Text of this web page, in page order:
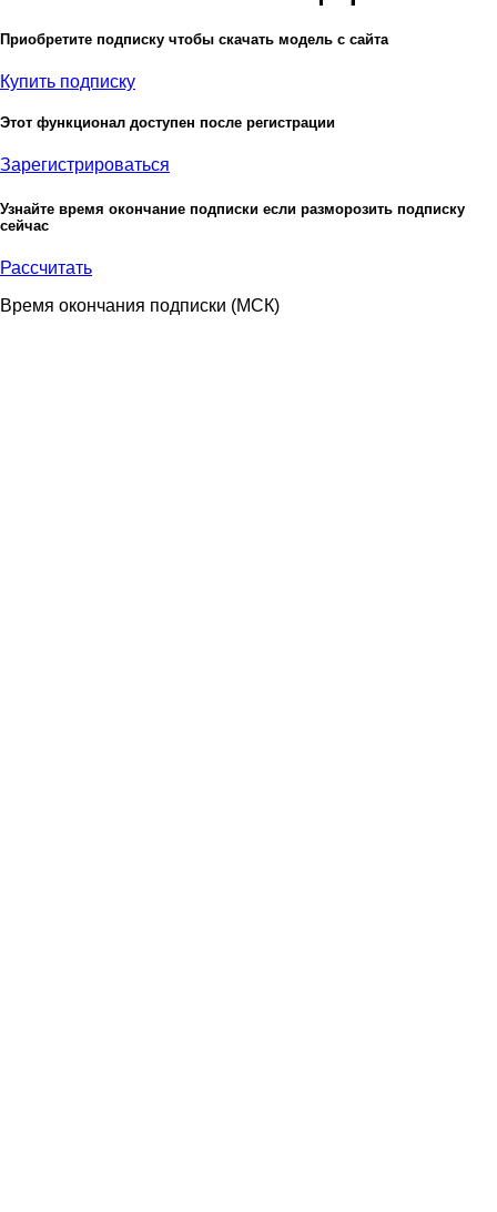
Приобретите подписку чтобы скачать модель с сайта
Купить подписку
Этот функционал доступен после регистрации
Зарегистрироваться
Узнайте время окончание подписки если разморозить подписку
сейчас
Рассчитать
Время окончания подписки (МСК)